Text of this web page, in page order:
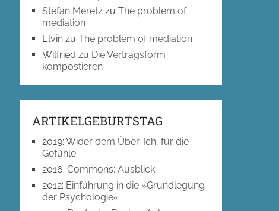
Stefan Meretz zuThe problem of
mediation
Elvin zuThe problem of mediation
Wilfried zu Die Vertragsform
kompostieren
ARTIKELGEBURTSTAG
2019:Wider dem Über-Ich, für die
Gefühle
2016:Commons: Ausblick
2012: Einführung in die »Grundlegung
der Psychologie«